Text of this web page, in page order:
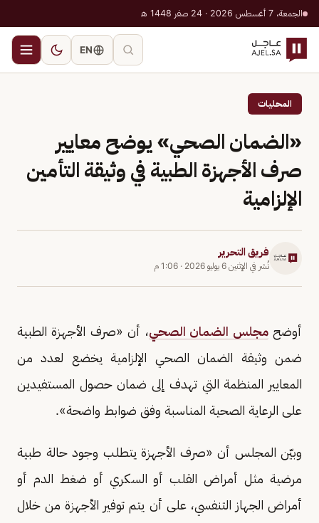
الجمعة، 7 أغسطس 2026 · 24 صفر 1448 هـ
EN
المحليات
«الضمان الصحي» يوضح معايير
صرف الأجهزة الطبية في وثيقة التأمين
الإلزامية
فريق التحرير
نُشر في الإثنين 6 يوليو 2026 · 1:06 م
أوضحمجلس الضمان الصحي، أن «صرف الأجهزة الطبية
ضمن وثيقة الضمان الصحي الإلزامية يخضع لعدد من
المعايير المنظمة التي تهدف إلى ضمان حصول المستفيدين
على الرعاية الصحية المناسبة وفق ضوابط واضحة».
وبيّن المجلس أن «صرف الأجهزة يتطلب وجود حالة طبية
مرضية مثل أمراض القلب أو السكري أو ضغط الدم أو
أمراض الجهاز التنفسي، على أن يتم توفير الأجهزة من خلال